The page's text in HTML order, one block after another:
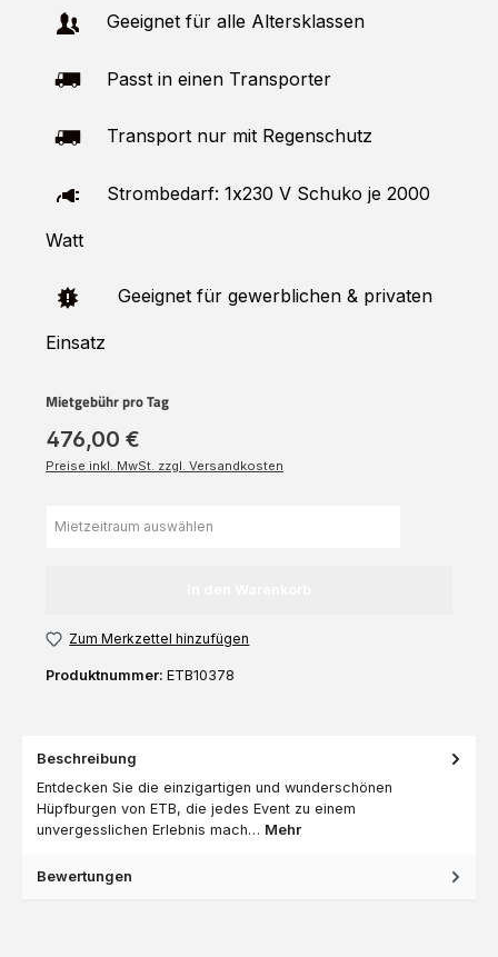
Geeignet für alle Altersklassen
Passt in einen Transporter
Transport nur mit Regenschutz
Strombedarf: 1x230 V Schuko je 2000
Watt
Geeignet für gewerblichen & privaten
Einsatz
Mietgebühr pro Tag
476,00 €
Preise inkl. MwSt. zzgl. Versandkosten
Zum Merkzettel hinzufügen
Produktnummer: ETB10378
Beschreibung
Entdecken Sie die einzigartigen und wunderschönen
Hüpfburgen von ETB, die jedes Event zu einem
unvergesslichen Erlebnis mach… Mehr
Bewertungen